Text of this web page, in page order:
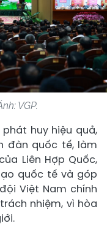
VGP.
huy hiệu quả,
đàn quốc tế, làm
Liên Hợp Quốc,
quốc tế và góp
Việt Nam chính
nhiệm, vì hòa